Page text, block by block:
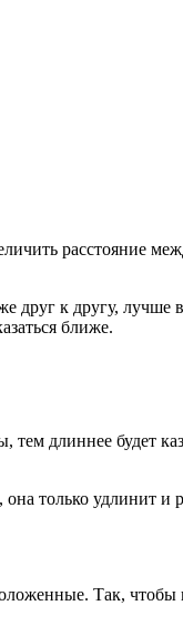
расстояние
друг к другу, лучше
ближе.
длиннее будет
только удлинит и
Так, чтобы